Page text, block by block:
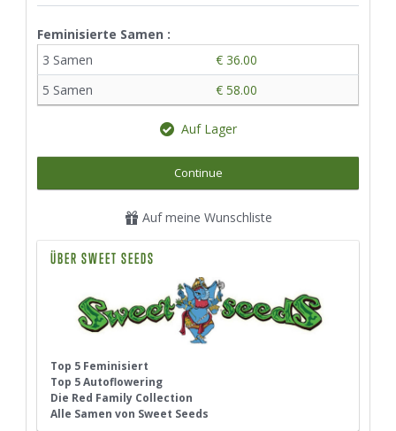
Feminisierte Samen :
3 Samen
€ 36.00
5 Samen
€ 58.00
Auf Lager
Continue
Auf meine Wunschliste
ÜBER SWEET SEEDS
Top 5 Feminisiert
Top 5 Autoflowering
Die Red Family Collection
Alle Samen von Sweet Seeds